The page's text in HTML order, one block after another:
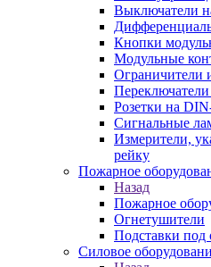
Выключатели
Кнопки
Модульные
Ограничители
Розетки на
Сигнальные
Измерители,
рейку
Пожарное
Назад
Пожарное
Огнетушители
Подставки под
Силовое